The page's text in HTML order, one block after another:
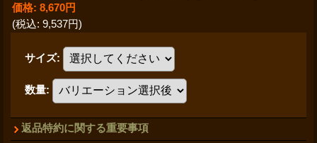
価格: 8,670円
(税込: 9,537円)
サイズ:
数量:
返品特約に関する重要事項